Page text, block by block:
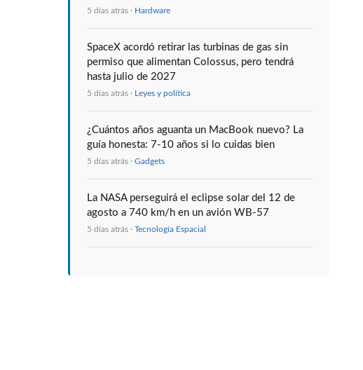
5 días atrás · Hardware
SpaceX acordó retirar las turbinas de gas sin
permiso que alimentan Colossus, pero tendrá
hasta julio de 2027
5 días atrás · Leyes y política
¿Cuántos años aguanta un MacBook nuevo? La
guía honesta: 7-10 años si lo cuidas bien
5 días atrás · Gadgets
La NASA perseguirá el eclipse solar del 12 de
agosto a 740 km/h en un avión WB-57
5 días atrás · Tecnología Espacial